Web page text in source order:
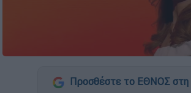
Προσθέστε το ΕΘΝΟΣ στη